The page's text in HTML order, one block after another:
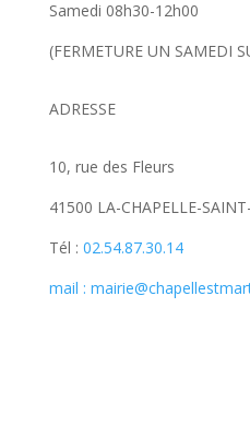
Samedi 08h30-12h00
(FERMETURE UN SAMEDI
ADRESSE
10, rue des Fleurs
41500 LA-CHAPELLE-
Tél : 02.54.87.30.14
mail :